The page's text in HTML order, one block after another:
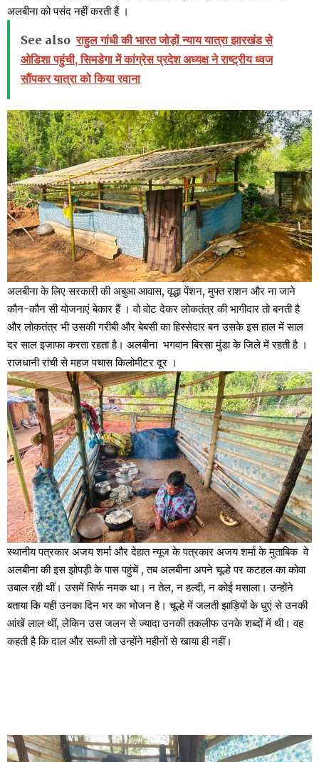
अलबीना को पसंद नहीं करती हैं ।
See also राहुल गांधी की भारत जोड़ों न्याय यात्रा झारखंड से
ओडिशा पहुंची, सिमडेगा में कांग्रेस प्रदेश अध्यक्ष ने राष्ट्रीय ध्वज
सौंपकर यात्रा को किया रवाना
अलबीना के लिए सरकारी की अबुआ आवास, वृद्धा पेंशन, मुफ्त राशन और ना जाने
कौन-कौन सी योजनाएं बेकार हैं । वो वोट देकर लोकतंत्र की भागीदार तो बनती है
और लोकतंत्र भी उसकी गरीबी और बेबसी का हिस्सेदार बन उसके इस हाल में साल
दर साल इजाफा करता रहता है। अलबीना भगवान बिरसा मुंडा के जिले में रहती है ।
राजधानी रांची से महज पचास किलोमीटर दूर ।
स्थानीय पत्रकार अजय शर्मा और देहात न्यूज के पत्रकार अजय शर्मा के मुताबिक वे
अलबीना की इस झोपड़ी के पास पहुंचें , तब अलबीना अपने चूल्हे पर कटहल का कोवा
उबाल रही थीं। उसमें सिर्फ नमक था। न तेल, न हल्दी, न कोई मसाला। उन्होंने
बताया कि यही उनका दिन भर का भोजन है। चूल्हे में जलती झाड़ियों के धुएं से उनकी
आंखें लाल थीं, लेकिन उस जलन से ज्यादा उनकी तकलीफ उनके शब्दों में थी। वह
कहती है कि दाल और सब्जी तो उन्होंने महीनों से खाया ही नहीं।